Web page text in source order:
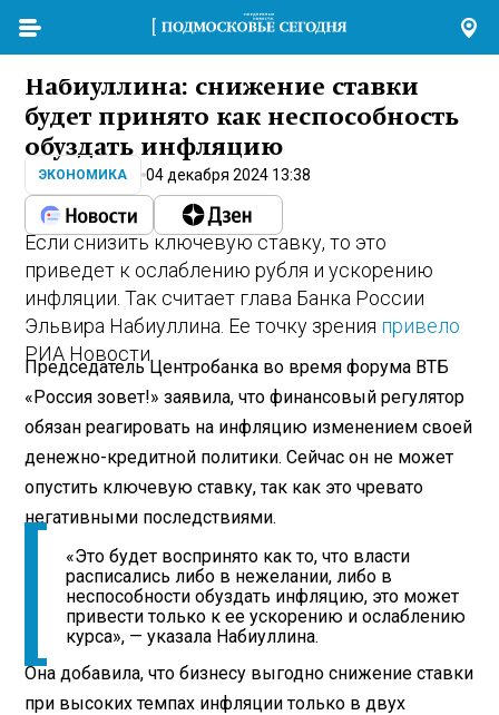
Набиуллина: снижение ставки
будет принято как неспособность
обуздать инфляцию
ЭКОНОМИКА 04 декабря 2024 13:38
Если снизить ключевую ставку, то это
приведет к ослаблению рубля и ускорению
инфляции. Так считает глава Банка России
Эльвира Набиуллина. Ее точку зрения привело
РИА Новости.
Председатель Центробанка во время форума ВТБ
«Россия зовет!» заявила, что финансовый регулятор
обязан реагировать на инфляцию изменением своей
денежно-кредитной политики. Сейчас он не может
опустить ключевую ставку, так как это чревато
негативными последствиями.
«Это будет воспринято как то, что власти
расписались либо в нежелании, либо в
неспособности обуздать инфляцию, это может
привести только к ее ускорению и ослаблению
курса», — указала Набиуллина.
Она добавила, что бизнесу выгодно снижение ставки
при высоких темпах инфляции только в двух